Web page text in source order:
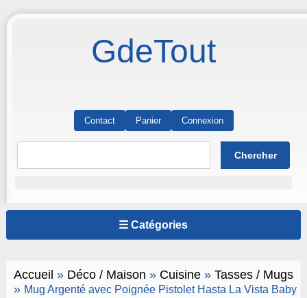
GdeTout
Contact Panier Connexion
☰ Catégories
Accueil » Déco / Maison » Cuisine» Tasses / Mugs
» Mug Argenté avec Poignée Pistolet Hasta La Vista Baby